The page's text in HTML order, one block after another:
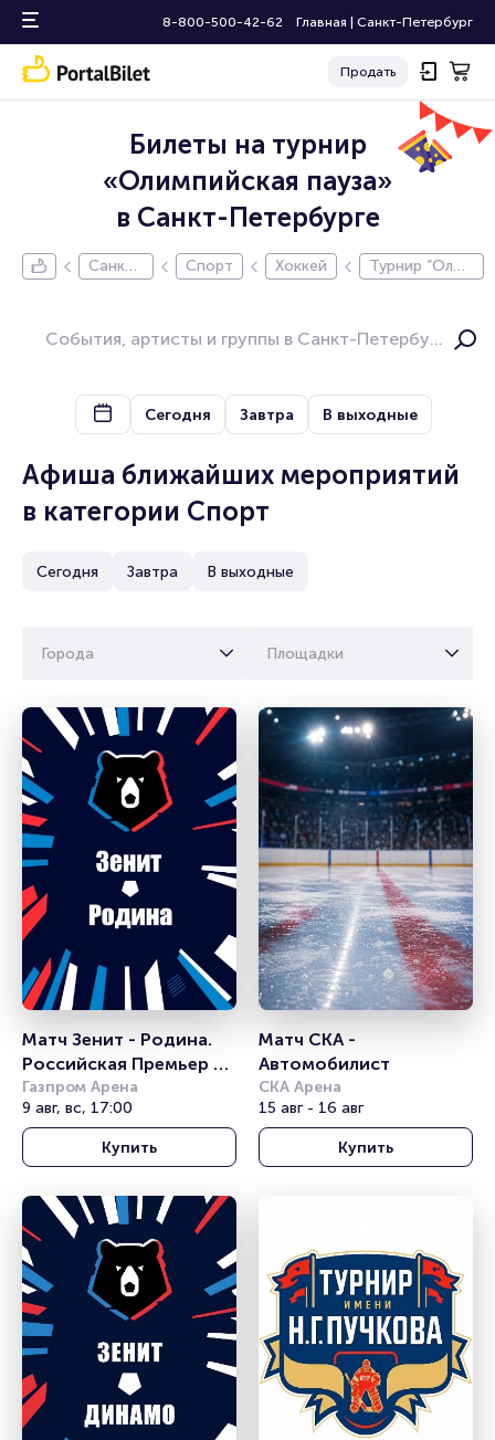
8-800-500-42-62 Главная Санкт-Петербург
Продать
Билеты на турнир
«Олимпийская пауза»
в Санкт-Петербурге
Санкт-
Спорт Хоккей
Турнир “Олим
Сегодня Завтра В выходные
Афиша ближайших мероприятий
в категории Спорт
Сегодня Завтра В выходные
Города Площадки
Матч Зенит - Родина.
Российская Премьер
Лига
Газпром Арена
9 авг, вс, 17:00
Купить
Матч СКА -
Автомобилист
СКА Арена
15 авг - 16 авг
Купить